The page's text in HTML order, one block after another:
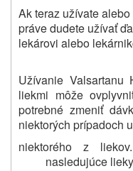
Ak teraz užívate
práve dudete užívať
lekárovi alebo
Užívanie
liekmi môže
potrebné zmeniť
niektorých prípadoch
niektorého z
nasledujúce